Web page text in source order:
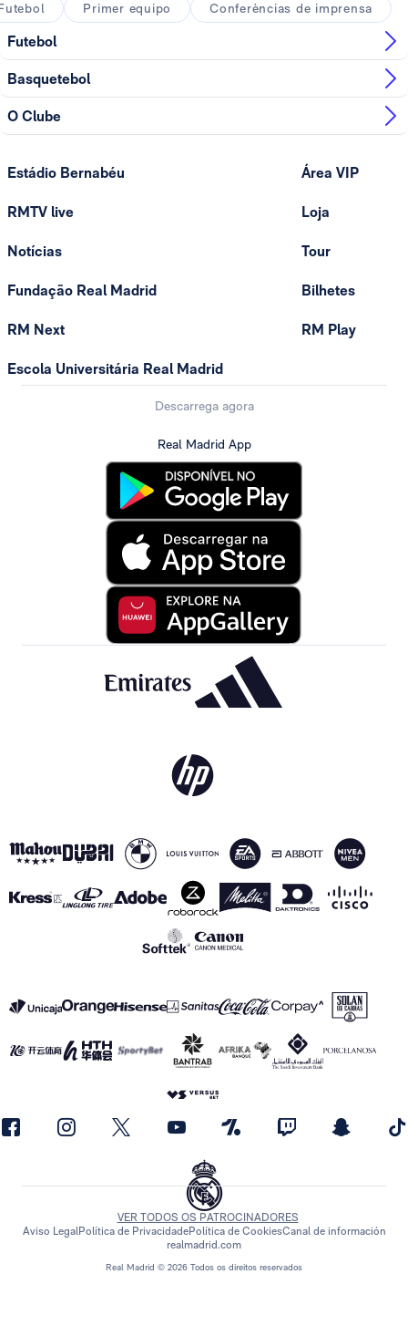
Primer equipo Conferèncias de imprensa
Futebol
Basquetebol
O Clube
Estádio Bernabéu
RMTV live
Notícias
Fundação Real Madrid
RM Next
Escola Universitária Real Madrid
Área VIP
Loja
Tour
Bilhetes
RM Play
Descarrega agora
Real Madrid App
Real Madrid © 2026 Todos os direitos reservados
VER TODOS OS PATROCINADORES
Aviso LegalPolítica de PrivacidadePolítica de CookiesCanal de información
realmadrid.com